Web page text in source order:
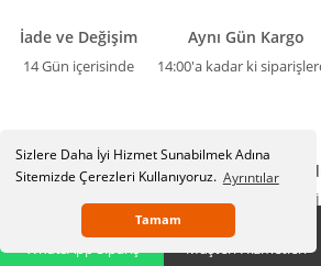
Sizlere Daha İyi Hizmet Sunabilmek Adına
Sitemizde Çerezleri Kullanıyoruz. Ayrıntılar
Tamam
İade ve Değişim
14 Gün içerisinde
Aynı Gün Kargo
14:00'a kadar ki
Kredi Kartına Taksit
Kredi kartlarına taksit imkanı
Havale
Nakit/Havale
WhatsApp Sipariş Müşteri Hizmetleri